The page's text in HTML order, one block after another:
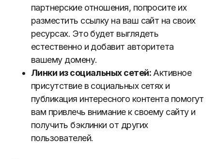
партнерские отношения, попросите их
разместить ссылку на ваш сайт на своих
ресурсах. Это будет выглядеть
естественно и добавит авторитета
вашему домену.
Линки из социальных сетей:Активное
присутствие в социальных сетях и
публикация интересного контента помогут
вам привлечь внимание к своему сайту и
получить бэклинки от других
пользователей.